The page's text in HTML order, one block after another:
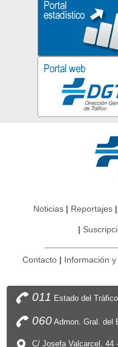
Noticias Reportajes
Contacto Información
011 Estado del Tráfico
060Admon. Gral. del
C/ Josefa Valcarcel, 44